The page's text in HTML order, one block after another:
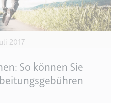
um die
der Nutzer mit
2017
So können Sie